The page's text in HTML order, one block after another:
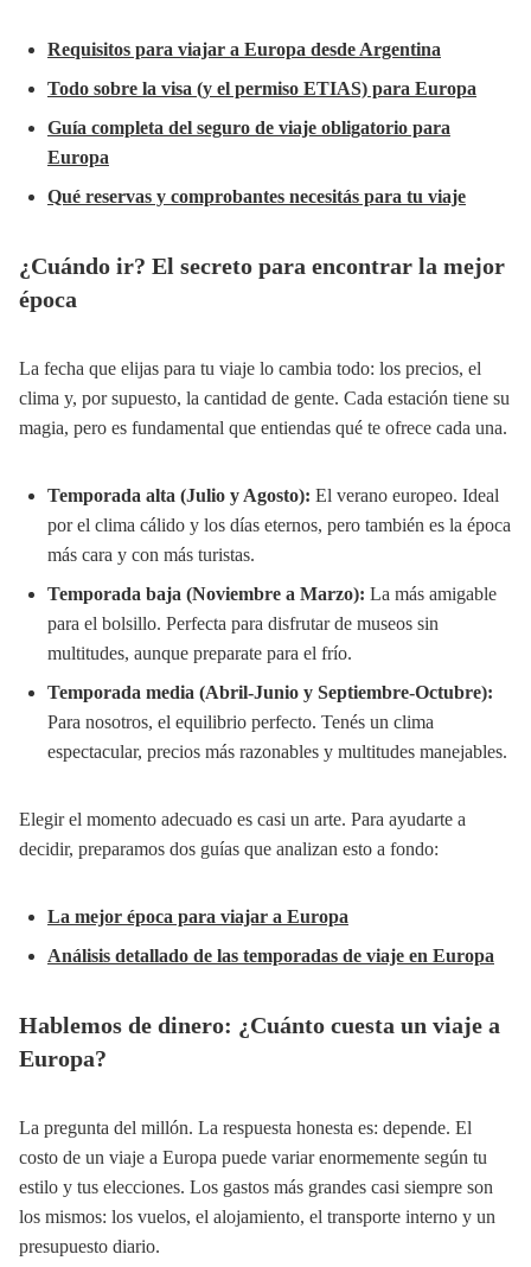
Requisitos para viajar a Europa desde Argentina
Todo sobre la visa (y el permiso ETIAS) para Europa
Guía completa del seguro de viaje obligatorio para
Europa
Qué reservas y comprobantes necesitás para tu viaje
¿Cuándo ir? El secreto para encontrar la mejor
época
La fecha que elijas para tu viaje lo cambia todo: los precios, el
clima y, por supuesto, la cantidad de gente. Cada estación tiene su
magia, pero es fundamental que entiendas qué te ofrece cada una.
Temporada alta (Julio y Agosto): El verano europeo. Ideal
por el clima cálido y los días eternos, pero también es la época
más cara y con más turistas.
Temporada baja (Noviembre a Marzo): La más amigable
para el bolsillo. Perfecta para disfrutar de museos sin
multitudes, aunque preparate para el frío.
Temporada media (Abril-Junio y Septiembre-Octubre):
Para nosotros, el equilibrio perfecto. Tenés un clima
espectacular, precios más razonables y multitudes manejables.
Elegir el momento adecuado es casi un arte. Para ayudarte a
decidir, preparamos dos guías que analizan esto a fondo:
La mejor época para viajar a Europa
Análisis detallado de las temporadas de viaje en Europa
Hablemos de dinero: ¿Cuánto cuesta un viaje a
Europa?
La pregunta del millón. La respuesta honesta es: depende. El
costo de un viaje a Europa puede variar enormemente según tu
estilo y tus elecciones. Los gastos más grandes casi siempre son
los mismos: los vuelos, el alojamiento, el transporte interno y un
presupuesto diario.